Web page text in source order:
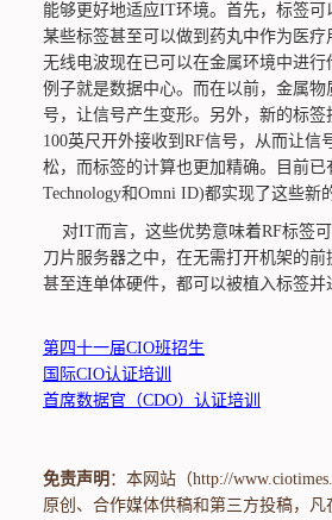
能够更好地适应IT环境。首先，标签可
某些标签甚至可以做到药丸中作为医疗
无线电波现在已可以在金属环境中进行
例子就是数据中心。而在以前，金属物
号，让信号产生变形。另外，新的标
100英尺开外接收到RF信号，从而让信
松，而标签的计算也更加精确。目前
Technology和Omni ID)都实现了这些新
对IT而言，这些优势意味着RF标签可
刀片服务器之中，在无需打开机架的前
甚至连单体硬件，都可以被植入标签并
第四十一届CIO班招生
国际CIO认证培训
首席数据官（CDO）认证培训
免责声明 ：本网站（http://
原创、合作媒体供稿和第三方投稿，